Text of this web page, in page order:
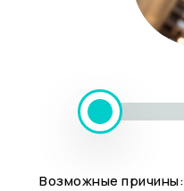
Возможные причины: